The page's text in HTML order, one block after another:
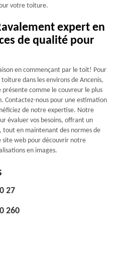
votre toiture.
expert en
de qualité pour
en commençant par le toit! Pour
dans les environs de Ancenis,
comme le couvreur le plus
Contactez-nous pour une estimation
de notre expertise. Notre
évaluer vos besoins, offrant un
tout en maintenant des normes de
site web pour découvrir notre
en images.
27
260